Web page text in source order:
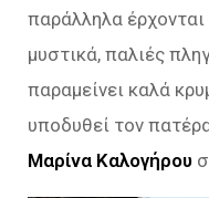
παράλληλα έρχονται
μυστικά, παλιές
παραμείνει καλά
υποδυθεί τον
Μαρίνα Καλογήρου